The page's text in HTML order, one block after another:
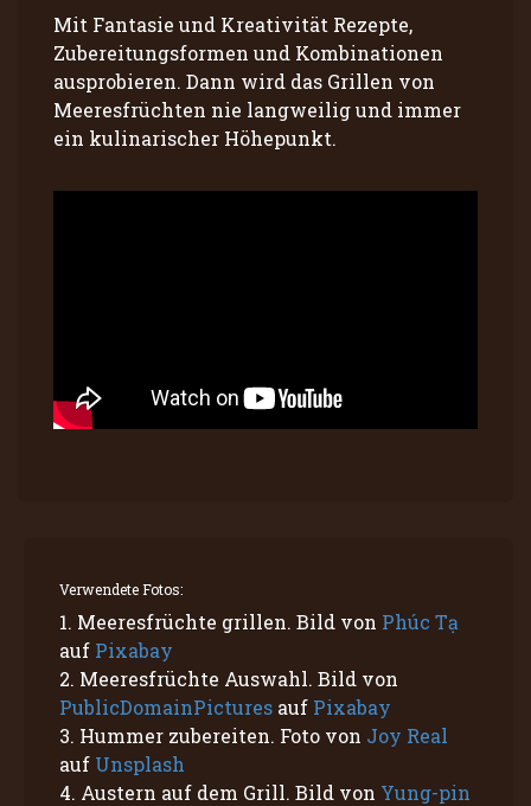
Mit Fantasie und Kreativität Rezepte,
Zubereitungsformen und Kombinationen
ausprobieren. Dann wird das Grillen von
Meeresfrüchten nie langweilig und immer
ein kulinarischer Höhepunkt.
Verwendete Fotos:
1. Meeresfrüchte grillen. Bild von Phúc Tạ
auf Pixabay
2. Meeresfrüchte Auswahl. Bild von
PublicDomainPictures auf Pixabay
3. Hummer zubereiten. Foto von Joy Real
auf Unsplash
4. Austern auf dem Grill. Bild von Yung-pin